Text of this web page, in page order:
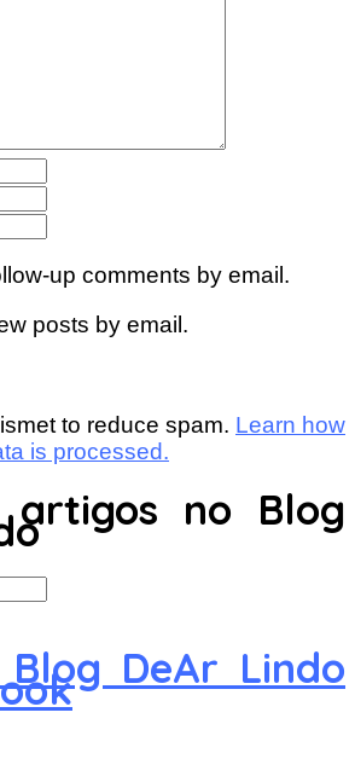
up comments by email.
posts by email.
to reduce spam. Learn how
is processed.
artigos no Blog
DeAr Lindo